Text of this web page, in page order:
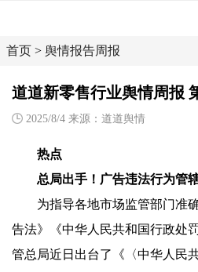
首页 > 舆情报告周报
道道新零售行业舆情周报
2025/8/4 来源：道道舆情
热点
总局出手！广告违法行为管
为指导各地市场监管部门准
告法》《中华人民共和国行政处
管总局近日出台了《〈中华人民